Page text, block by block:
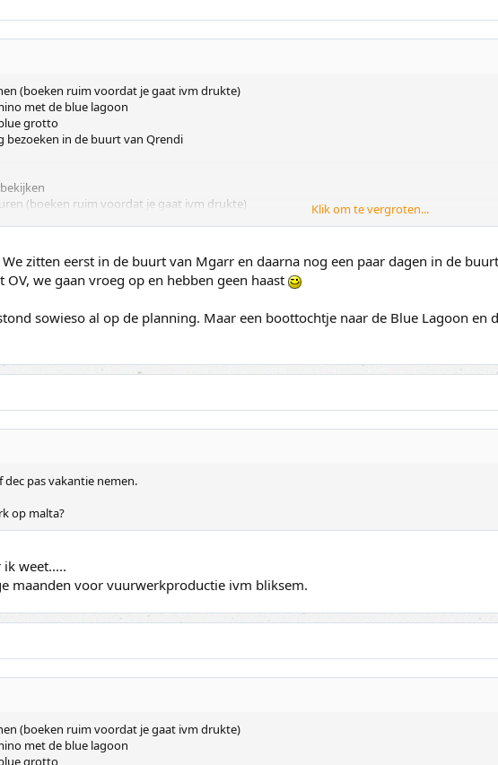
(boeken ruim voordat je gaat ivm drukte)
met de blue lagoon
grotto
bezoeken in de buurt van Qrendi
(boeken ruim voordat je gaat ivm drukte)
Klik om te vergroten...
zitten eerst in de buurt van Mgarr en daarna nog een paar dagen in de
OV, we gaan vroeg op en hebben geen haast
sowieso al op de planning. Maar een boottochtje naar de Blue Lagoon
pas vakantie nemen.
op malta?
weet.....
maanden voor vuurwerkproductie ivm bliksem.
(boeken ruim voordat je gaat ivm drukte)
met de blue lagoon
grotto